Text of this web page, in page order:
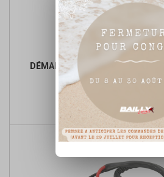
DÉMARREUR RICKS - KYMCO
Ajouter au